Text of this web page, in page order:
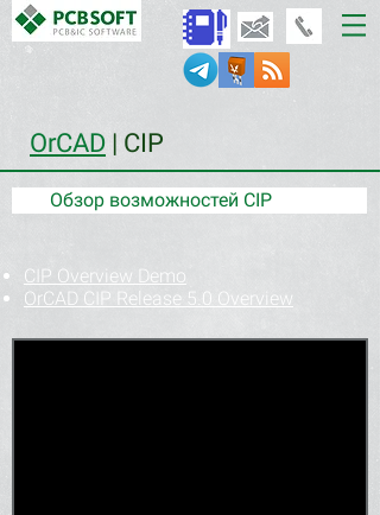
OrCAD | CIP
Обзор возможностей CIP
CIP Overview Demo
OrCAD CIP Release 5.0 Overview